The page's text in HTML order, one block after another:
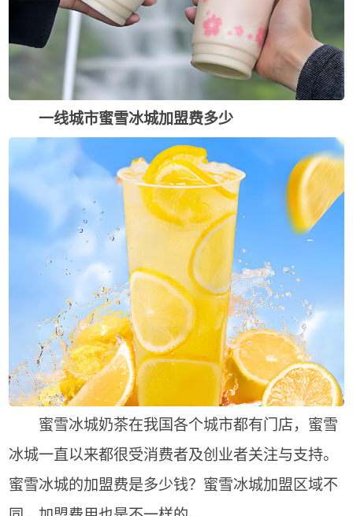
一线城市蜜雪冰城加盟费多少
蜜雪冰城奶茶在我国各个城市都有门店，蜜雪
冰城一直以来都很受消费者及创业者关注与支持。
蜜雪冰城的加盟费是多少钱？蜜雪冰城加盟区域不